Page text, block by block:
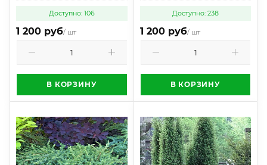
Доступно: 106
1 200 руб/ шт
В КОРЗИНУ
Доступно: 238
1 200 руб/ шт
В КОРЗИНУ